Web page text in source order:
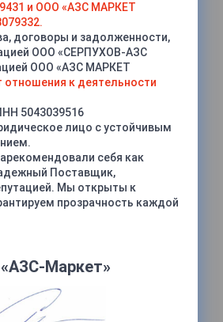
разряда
и ООО «АЗС МАРКЕТ
договоры и задолженности,
ООО «СЕРПУХОВ-АЗС
ООО «АЗС МАРКЕТ
отношения к деятельности
5043039516
лицо с устойчивым
себя как
Поставщик,
Мы открыты к
прозрачность каждой
Маркет»